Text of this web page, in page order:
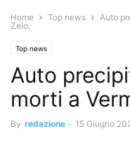
Home Top news
Auto
Zelo.
Top news
Auto
morti a
By redazione - 15 Giugno